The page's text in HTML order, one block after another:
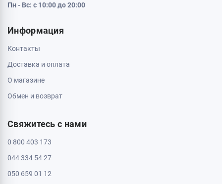
Пн - Вс: с 10:00 до 20:00
Информация
Контакты
Доставка и оплата
О магазине
Обмен и возврат
Свяжитесь с нами
0 800 403 173
044 334 54 27
050 659 01 12